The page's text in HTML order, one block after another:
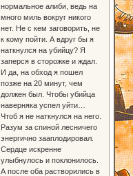
нормальное алиби, ведь на
много миль вокруг никого
нет. Не с кем заговорить, не
к кому пойти. А вдруг бы я
наткнулся на убийцу? Я
заперся в сторожке и ждал.
И да, на обход я пошел
позже на 20 минут, чем
должен был. Чтобы убийца
наверняка успел уйти…
Чтоб я не наткнулся на него.
Разум за спиной лесничего
энергично зааплодировал.
Сердце искренне
улыбнулось и поклонилось.
А после оба растворились в